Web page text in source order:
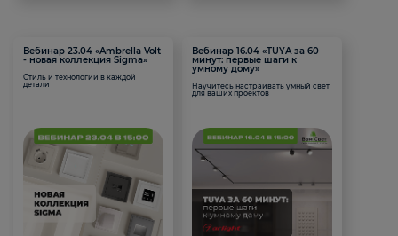
Вебинар 23.04 «Ambrella Volt
- новая коллекция Sigma»
Стиль и технологии в каждой
детали
Вебинар 16.04 «TUYA за 60
минут: первые шаги к
умному дому»
Научитесь настраивать умный свет
для ваших проектов